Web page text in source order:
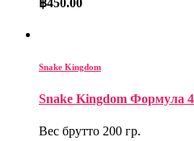
฿450.00
Snake Kingdom
Snake Kingdom Формула
Вес брутто 200 гр.